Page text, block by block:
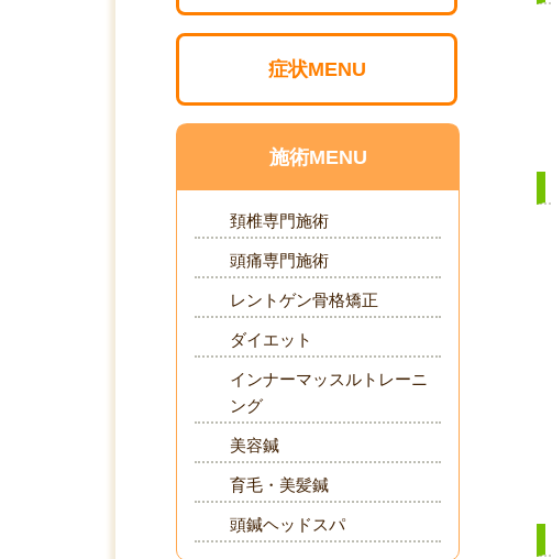
症状MENU
施術MENU
頚椎専門施術
頭痛専門施術
レントゲン骨格矯正
ダイエット
インナーマッスルトレーニ
ング
美容鍼
育毛・美髪鍼
頭鍼ヘッドスパ